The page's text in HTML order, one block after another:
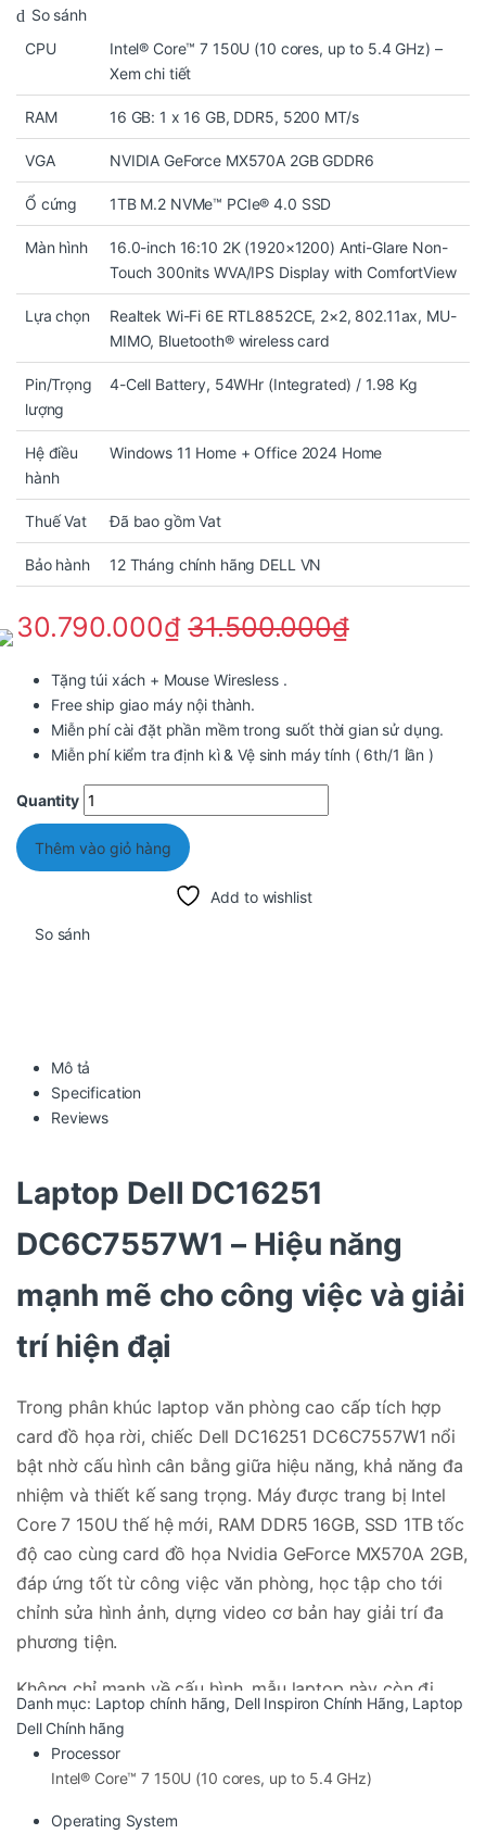
So sánh
CPU
Intel® Core™ 7 150U (10 cores, up to 5.4 GHz) –
Xem chi tiết
RAM 16 GB: 1 x 16 GB, DDR5, 5200 MT/s
VGA NVIDIA GeForce MX570A 2GB GDDR6
Ổ cứng 1TB M.2 NVMe™ PCIe® 4.0 SSD
Màn hình
16.0-inch 16:10 2K (1920×1200) Anti-Glare Non-
Touch 300nits WVA/IPS Display with ComfortView
Lựa chọn
Realtek Wi-Fi 6E RTL8852CE, 2×2, 802.11ax, MU-
MIMO, Bluetooth® wireless card
Pin/Trọng
lượng
4-Cell Battery, 54WHr (Integrated) / 1.98 Kg
Hệ điều
hành
Windows 11 Home + Office 2024 Home
Thuế Vat Đã bao gồm Vat
Bảo hành 12 Tháng chính hãng DELL VN
30.790.000₫ 31.500.000₫
Tặng túi xách + Mouse Wiresless .
Free ship giao máy nội thành.
Miễn phí cài đặt phần mềm trong suốt thời gian sử dụng.
Miễn phí kiểm tra định kì & Vệ sinh máy tính ( 6th/1 lần )
Quantity
Thêm vào giỏ hàng
Add to wishlist
So sánh
Mô tả
Specification
Reviews
Laptop Dell DC16251
DC6C7557W1 – Hiệu năng
mạnh mẽ cho công việc và giải
trí hiện đại
Trong phân khúc laptop văn phòng cao cấp tích hợp
card đồ họa rời, chiếc Dell DC16251 DC6C7557W1 nổi
bật nhờ cấu hình cân bằng giữa hiệu năng, khả năng đa
nhiệm và thiết kế sang trọng. Máy được trang bị Intel
Core 7 150U thế hệ mới, RAM DDR5 16GB, SSD 1TB tốc
độ cao cùng card đồ họa Nvidia GeForce MX570A 2GB,
đáp ứng tốt từ công việc văn phòng, học tập cho tới
chỉnh sửa hình ảnh, dựng video cơ bản hay giải trí đa
phương tiện.
Không chỉ mạnh về cấu hình, mẫu laptop này còn đi
kèm Windows 11 Home bản quyền, Office 2024 và gói 1
Year Pro Support từ Dell, mang đến trải nghiệm sử
dụng ổn định và chuyên nghiệp hơn cho người dùng
Danh mục: Laptop chính hãng, Dell Inspiron Chính Hãng, Laptop
Dell Chính hãng
Processor
Intel® Core™ 7 150U (10 cores, up to 5.4 GHz)
Operating System